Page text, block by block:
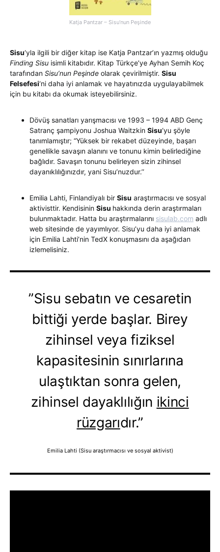
Katja Pantzar – Sisu’nun Peşinde
Sisu‘yla ilgili bir diğer kitap ise Katja Pantzar’ın yazmış olduğu
Finding Sisu isimli kitabıdır. Kitap Türkçe’ye Ayhan Semih Koç
tarafından Sisu’nun Peşinde olarak çevirilmiştir. Sisu
Felsefesi‘ni daha iyi anlamak ve hayatınızda uygulayabilmek
için bu kitabı da okumak isteyebilirsiniz.
Dövüş sanatları yarışmacısı ve 1993 – 1994 ABD Genç
Satranç şampiyonu Joshua Waitzkin Sisu‘yu şöyle
tanımlamıştır; “Yüksek bir rekabet düzeyinde, başarı
genellikle savaşın alanını ve tonunu kimin belirlediğine
bağlıdır. Savaşın tonunu belirleyen sizin zihinsel
dayanıklılığınızdır, yani Sisu’nuzdur.’’
Emilia Lahti, Finlandiyalı bir Sisu araştırmacısı ve sosyal
aktivisttir. Kendisinin Sisu hakkında derin araştırmaları
bulunmaktadır. Hatta bu araştırmalarını sisulab.com adlı
web sitesinde de yayımlıyor. Sisu’yu daha iyi anlamak
için Emilia Lahti’nin TedX konuşmasını da aşağıdan
izlemelisiniz.
”Sisu sebatın ve cesaretin
bittiği yerde başlar. Birey
zihinsel veya fiziksel
kapasitesinin sınırlarına
ulaştıktan sonra gelen,
zihinsel dayaklılığın ikinci
rüzgarıdır.”
Emilia Lahti (Sisu araştırmacısı ve sosyal aktivist)